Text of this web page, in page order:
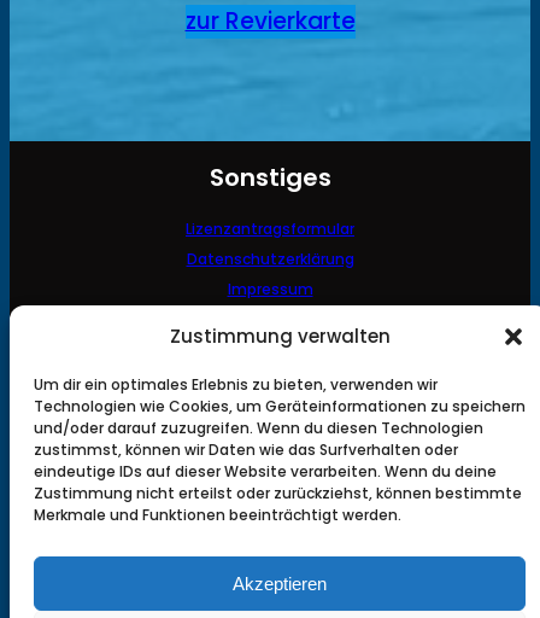
Zustimmung verwalten
Um dir ein optimales Erlebnis zu bieten, verwenden wir
Technologien wie Cookies, um Geräteinformationen zu speichern
und/oder darauf zuzugreifen. Wenn du diesen Technologien
zustimmst, können wir Daten wie das Surfverhalten oder
eindeutige IDs auf dieser Website verarbeiten. Wenn du deine
Zustimmung nicht erteilst oder zurückziehst, können bestimmte
Merkmale und Funktionen beeinträchtigt werden.
Akzeptieren
zur Revierkarte
Sonstiges
Lizenzantragsformular
Datenschutzerklärung
Impressum
Fischereiverein Feldbach
Obmann: Daniel Turber
Tel.: 0660 5160412
Email: office@fischereiverein-feldbach.at
8330 FELDBACH